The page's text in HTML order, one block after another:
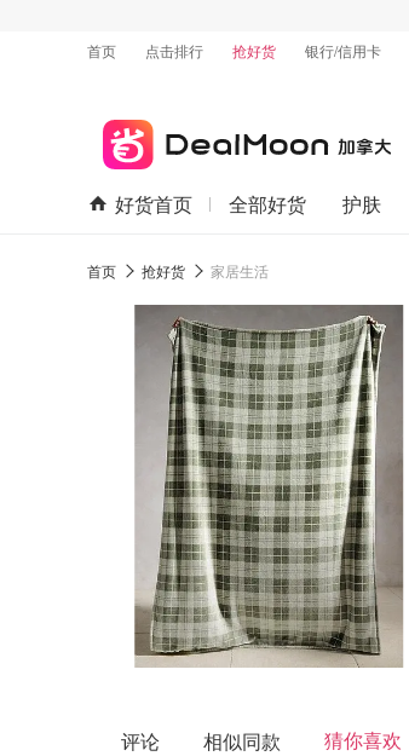
首页
点击排行 抢好货 银行/信用卡
好货首页 全部好货 护肤
首页 抢好货 家居生活
评论 相似同款 猜你喜欢